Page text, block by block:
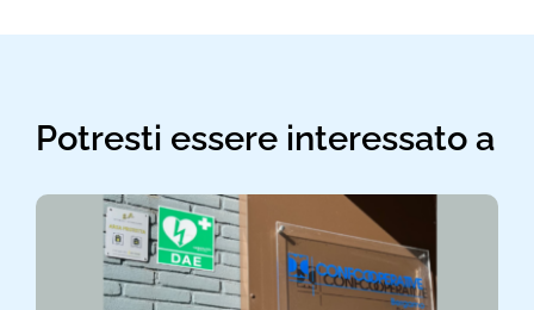
Potresti essere interessato a